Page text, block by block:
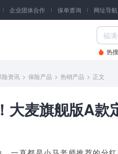
企业团体合作 保单查询 网址导航
热
险资讯 > 保险产品 > 热销产品 > 正文
大麦旗舰版A款